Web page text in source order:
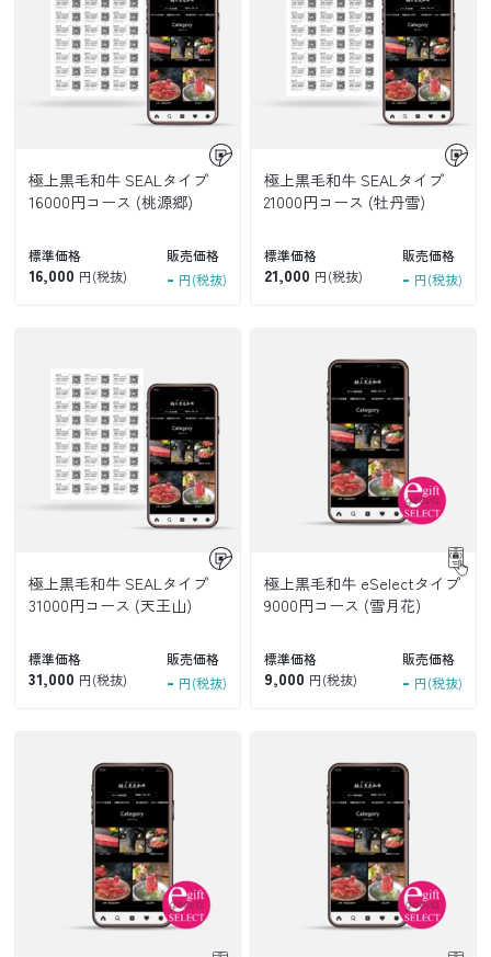
極上黒毛和牛 SEALタイプ
16000円コース (桃源郷)
標準価格
16,000 円(税抜)
販売価格
- 円(税抜)
極上黒毛和牛 SEALタイプ
21000円コース (牡丹雪)
標準価格
21,000 円(税抜)
販売価格
- 円(税抜)
極上黒毛和牛 SEALタイプ
31000円コース (天王山)
標準価格
31,000 円(税抜)
販売価格
- 円(税抜)
極上黒毛和牛 eSelectタイプ
9000円コース (雪月花)
標準価格
9,000 円(税抜)
販売価格
- 円(税抜)